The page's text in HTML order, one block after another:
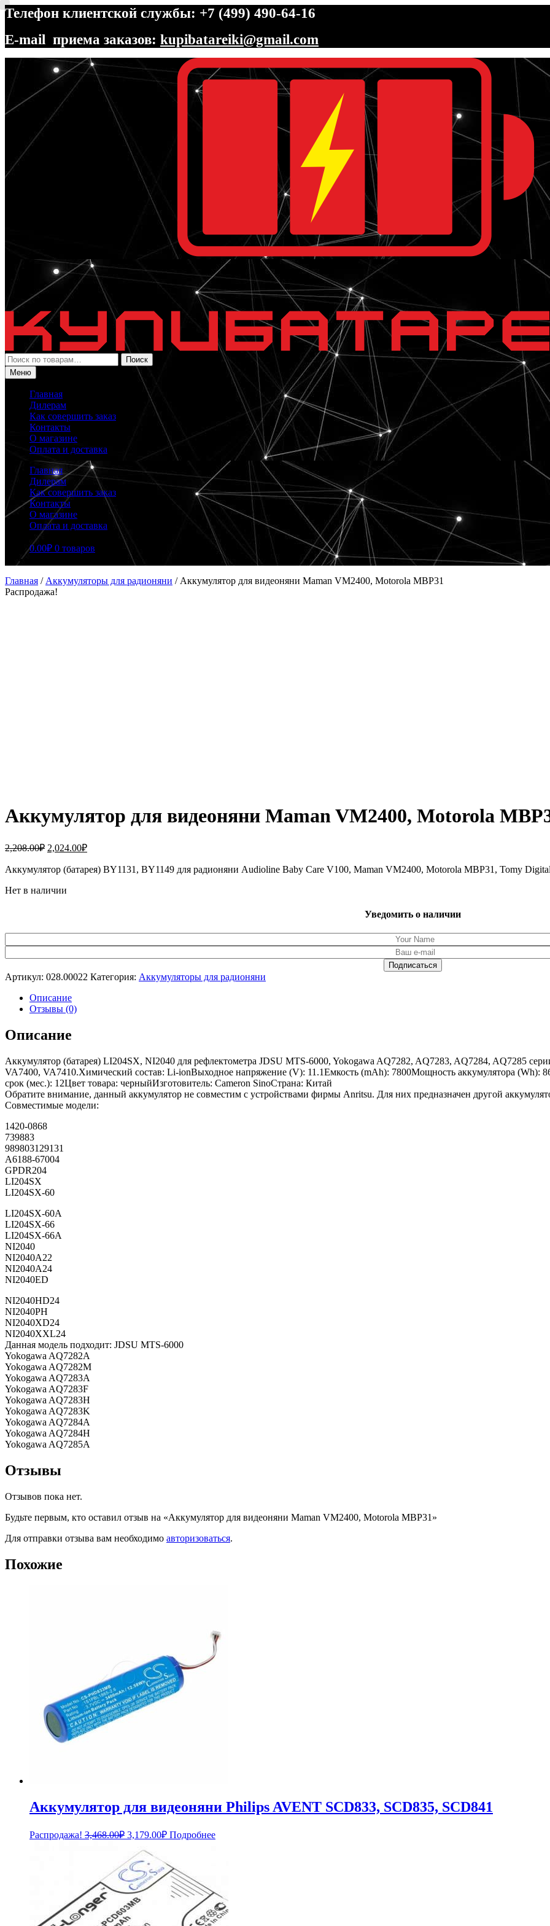
Телефон клиентской службы: +7 (499) 490-64-16
E-mail приема заказов: kupibatareiki@gmail.com
Перейти
навигации
Перейти
содержимому
Искать:
Поиск
Меню
Главная
Дилерам
Как совершить заказ
Контакты
О магазине
Оплата и доставка
Главная
Дилерам
Как совершить заказ
Контакты
О магазине
Оплата и доставка
0.00₽ 0 товаров
Главная / Аккумуляторы для радионяни / Аккумулятор для видеоняни Maman VM2400, Motorola MBP31
Распродажа!
Аккумулятор для видеоняни Maman VM2400, Motorola
2,208.00₽ Первоначальная
составляла
2,024.00₽Текущая
2,024.00₽.
Аккумулятор (батарея) BY1131, BY1149 для радионяни Audioline Baby Care V100, Maman VM2400, Motorola MBP31, Tomy
Нет в наличии
Уведомить о наличии
Артикул: 028.00022 Категория: Аккумуляторы для радионяни
Описание
Отзывы (0)
Описание
Аккумулятор (батарея) LI204SX, NI2040 для рефлектометра JDSU MTS-6000, Yokogawa AQ7282, AQ7283, AQ7284, AQ7285
VA7400, VA7410.Химический состав: Li-ionВыходное напряжение (V): 11.1Емкость (mAh): 7800Мощность аккумулятора (Wh):
срок (мес.): 12Цвет товара: черныйИзготовитель: Cameron SinoСтрана: Китай
Обратите внимание, данный аккумулятор не совместим с устройствами фирмы Anritsu. Для них предназначен другой
Совместимые модели:
1420-0868
739883
989803129131
A6188-67004
GPDR204
LI204SX
LI204SX-60
LI204SX-60A
LI204SX-66
LI204SX-66A
NI2040
NI2040A22
NI2040A24
NI2040ED
NI2040HD24
NI2040PH
NI2040XD24
NI2040XXL24
Данная модель подходит: JDSU MTS-6000
Yokogawa AQ7282A
Yokogawa AQ7282M
Yokogawa AQ7283A
Yokogawa AQ7283F
Yokogawa AQ7283H
Yokogawa AQ7283K
Yokogawa AQ7284A
Yokogawa AQ7284H
Yokogawa AQ7285A
Отзывы
Отзывов пока нет.
Будьте первым, кто оставил отзыв на «Аккумулятор для видеоняни Maman VM2400, Motorola MBP31»
Для отправки отзыва вам необходимо авторизоваться.
Похожие
Аккумулятор для видеоняни Philips AVENT SCD833, SCD835, SCD841
Распродажа! 3,468.00₽ Первоначальная
составляла
3,468.00₽.
3,179.00₽Текущая
цена:
Подробнее